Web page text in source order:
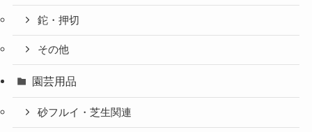
鉈・押切
その他
園芸用品
砂フルイ・芝生関連